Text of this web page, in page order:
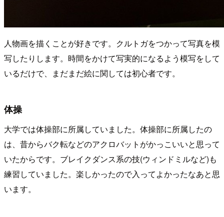
人物画を描くことが好きです。クルトガをつかって写真を模
写したりします。時間をかけて写実的になるよう模写をして
いるだけで、まだまだ絵に関しては初心者です。
体操
大学では体操部に所属していました。体操部に所属したの
は、昔からバク転などのアクロバットがかっこいいと思って
いたからです。ブレイクダンス系の技(ウィンドミルなど)も
練習していました。楽しかったので入ってよかったなあと思
います。